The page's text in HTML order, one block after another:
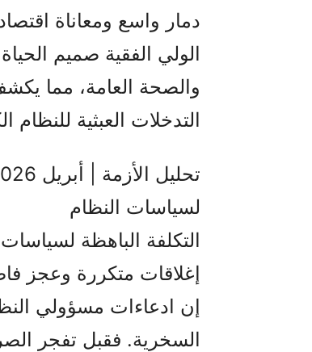
دمار واسع ومعاناة
الولي الفقیة صميم
والصحة العامة، مما
التدخلات العبثية للنظام
لسياسات النظام
التكلفة الباهظة
إغلاقات متكررة وعجز
إن ادعاءات مسؤولي
السخرية. فقبل تفجر